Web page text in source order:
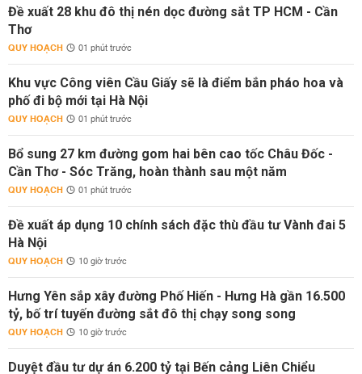
Đề xuất 28 khu đô thị nén dọc đường sắt TP HCM - Cần
Thơ
QUY HOẠCH 01 phút trước
Khu vực Công viên Cầu Giấy sẽ là điểm bắn pháo hoa và
phố đi bộ mới tại Hà Nội
QUY HOẠCH 01 phút trước
Bổ sung 27 km đường gom hai bên cao tốc Châu Đốc -
Cần Thơ - Sóc Trăng, hoàn thành sau một năm
QUY HOẠCH 01 phút trước
Đề xuất áp dụng 10 chính sách đặc thù đầu tư Vành đai 5
Hà Nội
QUY HOẠCH 10 giờ trước
Hưng Yên sắp xây đường Phố Hiến - Hưng Hà gần 16.500
tỷ, bố trí tuyến đường sắt đô thị chạy song song
QUY HOẠCH 10 giờ trước
Duyệt đầu tư dự án 6.200 tỷ tại Bến cảng Liên Chiểu